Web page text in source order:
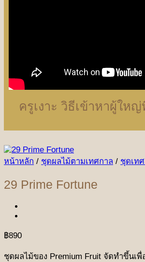
ครูเงาะ วิธีเข้าหาผู้ให
หน้าหลัก / ชุดผลไม้ตามเทศกาล / ชุดเท
29 Prime Fortune
฿890
ชุดผลไม้ของ Premium Fruit จัดทำขึ้นเ